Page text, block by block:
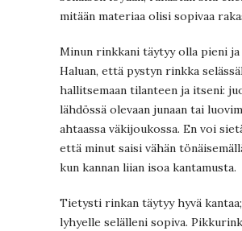
mitään materiaa olisi sopivaa
Minun rinkkani täytyy olla pieni ja
Haluan, että pystyn rinkka
hallitsemaan tilanteen ja itseni:
lähdössä olevaan junaan tai
ahtaassa väkijoukossa. En voi
että minut saisi vähän
kun kannan liian isoa kantamusta.
Tietysti rinkan täytyy hyvä
lyhyelle selälleni sopiva.